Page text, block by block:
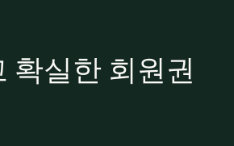
프리미어 59,000
확실한 회원권